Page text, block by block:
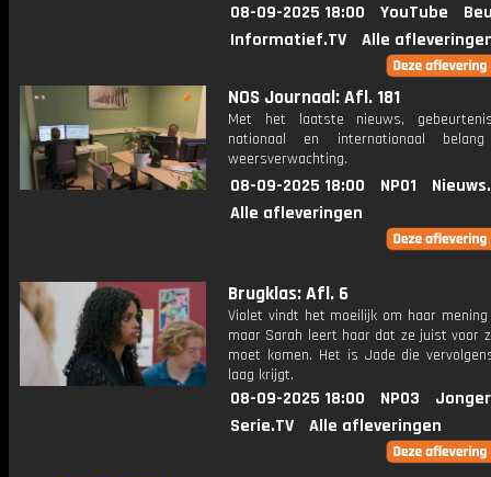
08-09-2025 18:00 YouTube
Informatief.TV
Alle
NOS Journaal: Afl. 181
Met het laatste nieuws,
nationaal en internationaal
weersverwachting.
08-09-2025 18:00 NPO1
Alle afleveringen
Brugklas: Afl. 6
Violet vindt het moeilijk om haar
maar Sarah leert haar dat ze juist voor
moet komen. Het is Jade die
laag krijgt.
08-09-2025 18:00 NPO3
Serie.TV
Alle afleveringen